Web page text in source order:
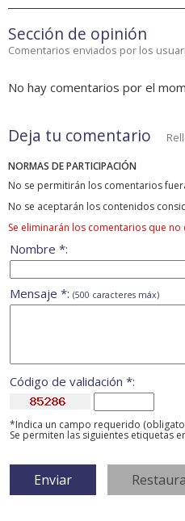
Sección de opinión
Comentarios enviados por los
No hay comentarios por el
Deja tu comentario
NORMAS DE PARTICIPACIÓN
No se permitirán los comentarios
No se aceptarán los contenidos
Se eliminarán los comentarios que
Nombre *:
Mensaje *: (500 caracteres máx)
Código de validación *:
*Indica un campo requerido
Se permiten las siguientes etiquetas